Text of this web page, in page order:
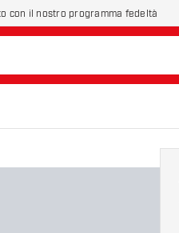
con il nostro programma fedeltà